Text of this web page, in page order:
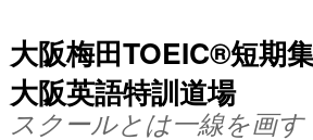
大阪梅田TOEIC®短期
大阪英語特訓道場
スクールとは一線を画す